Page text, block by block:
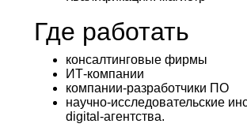
Где работать
консалтинговые фирмы
ИТ-компании
компании-разработчики ПО
научно-исследовательские
digital-агентства.